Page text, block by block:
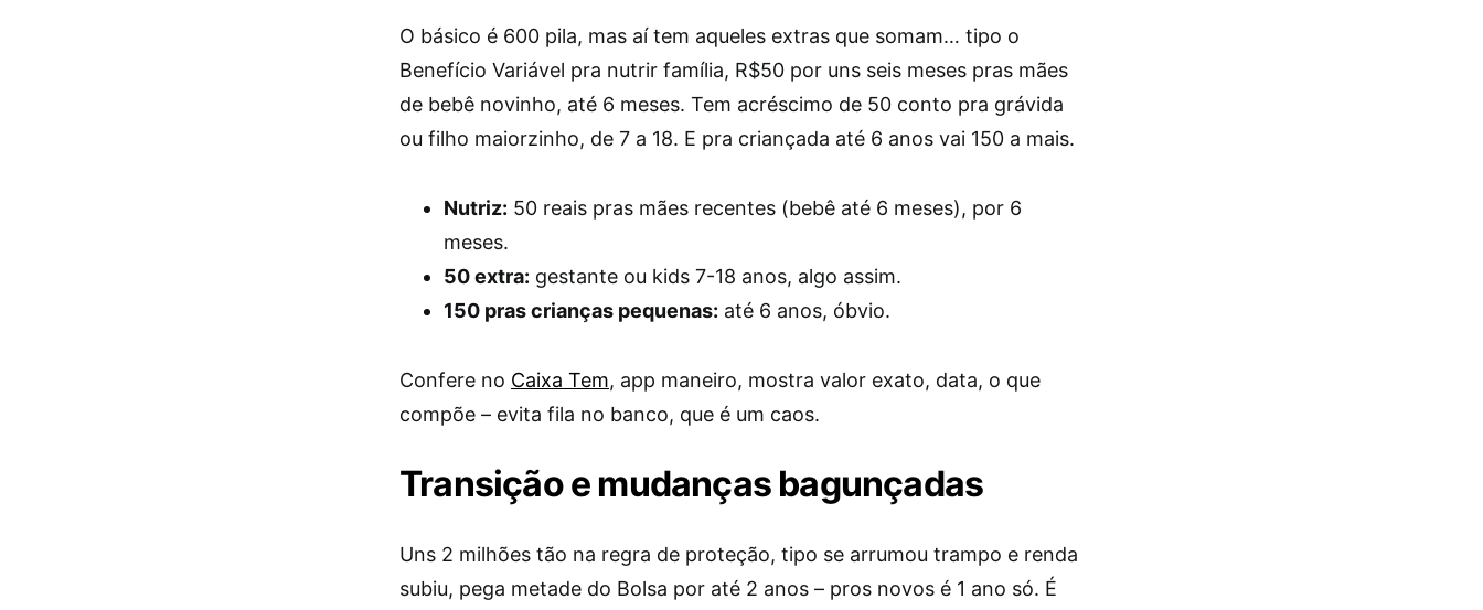
O básico é 600 pila, mas aí tem aqueles extras que somam… tipo o
Benefício Variável pra nutrir família, R$50 por uns seis meses pras mães
de bebê novinho, até 6 meses. Tem acréscimo de 50 conto pra grávida
ou filho maiorzinho, de 7 a 18. E pra criançada até 6 anos vai 150 a mais.
Nutriz: 50 reais pras mães recentes (bebê até 6 meses), por 6
meses.
50 extra: gestante ou kids 7-18 anos, algo assim.
150 pras crianças pequenas: até 6 anos, óbvio.
Confere no Caixa Tem, app maneiro, mostra valor exato, data, o que
compõe – evita fila no banco, que é um caos.
Transição e mudanças bagunçadas
Uns 2 milhões tão na regra de proteção, tipo se arrumou trampo e renda
subiu, pega metade do Bolsa por até 2 anos – pros novos é 1 ano só. É